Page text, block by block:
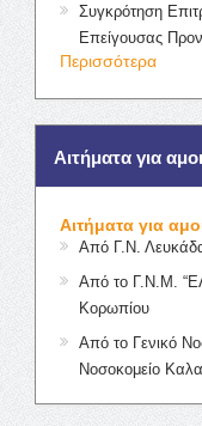
Συγκρότηση
Επείγουσας
Περισσότερα
Αιτήματα για
Αιτήματα για
Από Γ.Ν.
Από το Γ.Ν.Μ.
Κορωπίου
Από το Γενικό
Νοσοκομείο